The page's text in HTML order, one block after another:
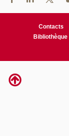
Contacts
Bibliothèque